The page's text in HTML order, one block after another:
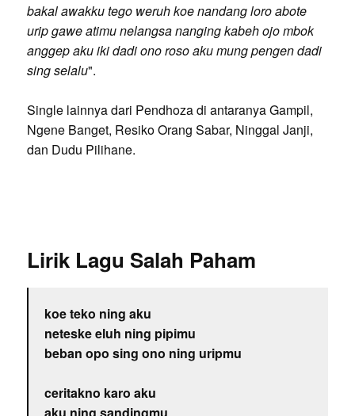
bakal awakku tego weruh koe nandang loro abote
urip gawe atimu nelangsa nanging kabeh ojo mbok
anggep aku iki dadi ono roso aku mung pengen dadi
sing selalu".
Single lainnya dari Pendhoza di antaranya Gampil,
Ngene Banget, Resiko Orang Sabar, Ninggal Janji,
dan Dudu Pilihane.
Lirik Lagu Salah Paham
koe teko ning aku
neteske eluh ning pipimu
beban opo sing ono ning uripmu
ceritakno karo aku